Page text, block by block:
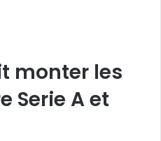
monter les
Serie A et